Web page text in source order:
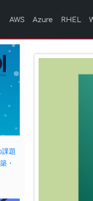
AWS Azure RHEL
課題
・